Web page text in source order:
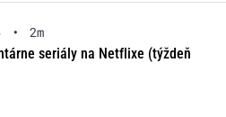
•
2m
seriály na Netflixe (týždeň